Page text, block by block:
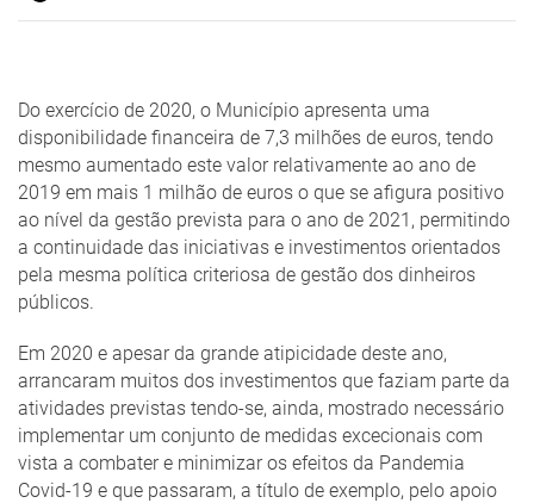
Do exercício de 2020, o Município apresenta uma
disponibilidade financeira de 7,3 milhões de euros, tendo
mesmo aumentado este valor relativamente ao ano de
2019 em mais 1 milhão de euros o que se afigura positivo
ao nível da gestão prevista para o ano de 2021, permitindo
a continuidade das iniciativas e investimentos orientados
pela mesma política criteriosa de gestão dos dinheiros
públicos.
Em 2020 e apesar da grande atipicidade deste ano,
arrancaram muitos dos investimentos que faziam parte da
atividades previstas tendo-se, ainda, mostrado necessário
implementar um conjunto de medidas excecionais com
vista a combater e minimizar os efeitos da Pandemia
Covid-19 e que passaram, a título de exemplo, pelo apoio